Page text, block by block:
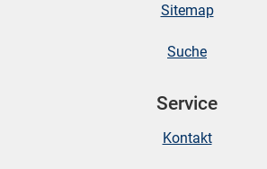
Sitemap
Suche
Service
Kontakt